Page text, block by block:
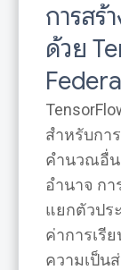
การสร้
ด้วย
สำหรับกา
คำนวณอื่น
อำนาจ ก
แยกตัวปร
ค่าการเรี
ความเป็น